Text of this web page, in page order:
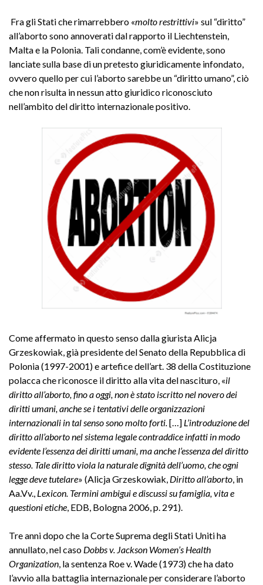
Fra gli Stati che rimarrebbero «molto restrittivi» sul “diritto”
all’aborto sono annoverati dal rapporto il Liechtenstein,
Malta e la Polonia. Tali condanne, com’è evidente, sono
lanciate sulla base di un pretesto giuridicamente infondato,
ovvero quello per cui l’aborto sarebbe un “diritto umano”, ciò
che non risulta in nessun atto giuridico riconosciuto
nell’ambito del diritto internazionale positivo.
Come affermato in questo senso dalla giurista Alicja
Grzeskowiak, già presidente del Senato della Repubblica di
Polonia (1997-2001) e artefice dell’art. 38 della Costituzione
polacca che riconosce il diritto alla vita del nascituro, «il
diritto all’aborto, fino a oggi, non è stato iscritto nel novero dei
diritti umani, anche se i tentativi delle organizzazioni
internazionali in tal senso sono molto forti. […] L’introduzione del
diritto all’aborto nel sistema legale contraddice infatti in modo
evidente l’essenza dei diritti umani, ma anche l’essenza del diritto
stesso. Tale diritto viola la naturale dignità dell’uomo, che ogni
legge deve tutelare» (Alicja Grzeskowiak, Diritto all’aborto , in
Aa.Vv., Lexicon. Termini ambigui e discussi su famiglia, vita e
questioni etiche , EDB, Bologna 2006, p. 291).
Tre anni dopo che la Corte Suprema degli Stati Uniti ha
annullato, nel caso Dobbs v. Jackson Women’s Health
Organization , la sentenza Roe v. Wade (1973) che ha dato
l’avvio alla battaglia internazionale per considerare l’aborto